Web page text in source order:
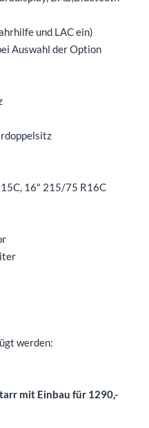
und LAC ein)
Auswahl der Option
16" 215/75 R16C
werden:
mit Einbau für 1290,-